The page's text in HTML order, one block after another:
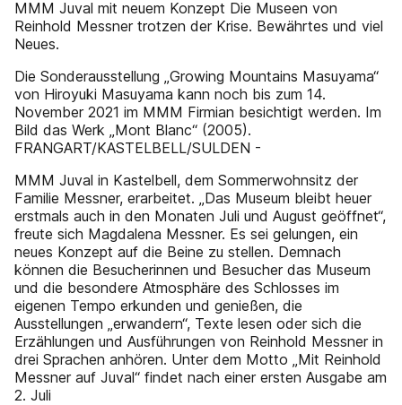
MMM Juval mit neuem Konzept Die Museen von
Reinhold Messner trotzen der Krise. Bewährtes und viel
Neues.
Die Sonderausstellung „Growing Mountains Masuyama“
von Hiroyuki Masuyama kann noch bis zum 14.
November 2021 im MMM Firmian besichtigt werden. Im
Bild das Werk „Mont Blanc“ (2005).
FRANGART/KASTELBELL/SULDEN -
MMM Juval in Kastelbell, dem Sommerwohnsitz der
Familie Messner, erarbeitet. „Das Museum bleibt heuer
erstmals auch in den Monaten Juli und August geöffnet“,
freute sich Magdalena Messner. Es sei gelungen, ein
neues Konzept auf die Beine zu stellen. Demnach
können die Besucherinnen und Besucher das Museum
und die besondere Atmosphäre des Schlosses im
eigenen Tempo erkunden und genießen, die
Ausstellungen „erwandern“, Texte lesen oder sich die
Erzählungen und Ausführungen von Reinhold Messner in
drei Sprachen anhören. Unter dem Motto „Mit Reinhold
Messner auf Juval“ findet nach einer ersten Ausgabe am
2. Juli